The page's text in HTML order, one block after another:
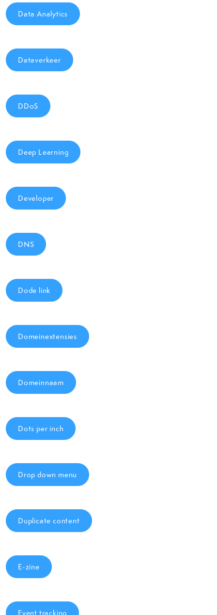
Data Analytics
Dataverkeer
DDoS
Deep Learning
Developer
DNS
Dode link
Domeinextensies
Domeinnaam
Dots per inch
Drop down menu
Duplicate content
E-zine
Event tracking